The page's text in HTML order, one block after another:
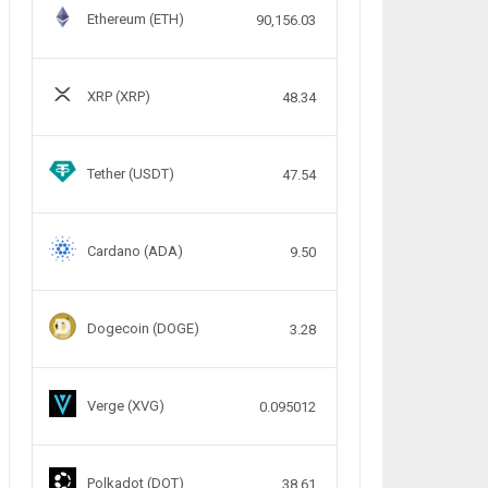
Ethereum (ETH) 90,156.03
XRP (XRP) 48.34
Tether (USDT) 47.54
Cardano (ADA) 9.50
Dogecoin (DOGE) 3.28
Verge (XVG) 0.095012
Polkadot (DOT) 38.61